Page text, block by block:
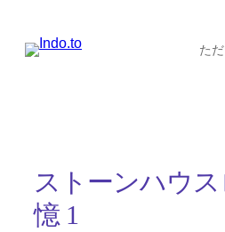
た
ストーンハウ
憶 1